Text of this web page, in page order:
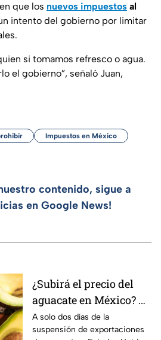
que los nuevos impuestos al
intento del gobierno por limitar
si tomamos refresco o agua.
el gobierno”, señaló Juan,
Impuestos en México
contenido, sigue a
en Google News!
¿Subirá el precio del
aguacate en México? El
impacto tras el frenar
los envíos a Estados
A solo dos días de la
suspensión de exportaciones